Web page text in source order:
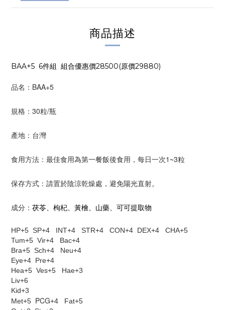
商品描述
BAA+5 6件組 組合優惠價28500(原價29880)
品名：BAA+5
規格：30粒/瓶
產地：台灣
食用方法：最佳食用為第一餐飯後食用，每日一次1~3粒
保存方式：請置於陰涼乾燥處，避免陽光直射。
成分： 茯苓、枸杞、黃檜、山藥、可可提取物
HP+5 SP+4 INT+4 STR+4 CON+4 DEX+4 CHA+5
Tum+5 Vir+4 Bac+4
Bra+5 Sch+4 Neu+4
Eye+4 Pre+4
Hea+5 Ves+5 Hae+3
Liv+6
Kid+3
Met+5 PCG+4 Fat+5